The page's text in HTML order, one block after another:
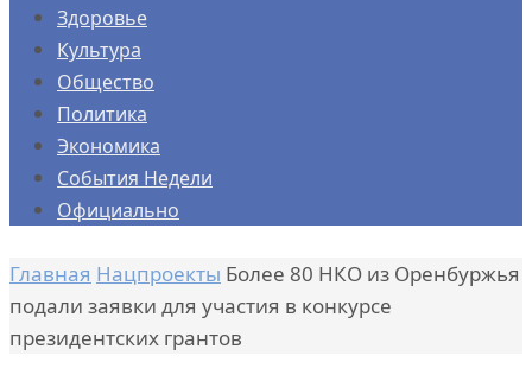
Здоровье
Культура
Общество
Политика
Экономика
События Недели
Официально
Главная Нацпроекты Более 80 НКО из Оренбуржья
подали заявки для участия в конкурсе
президентских грантов